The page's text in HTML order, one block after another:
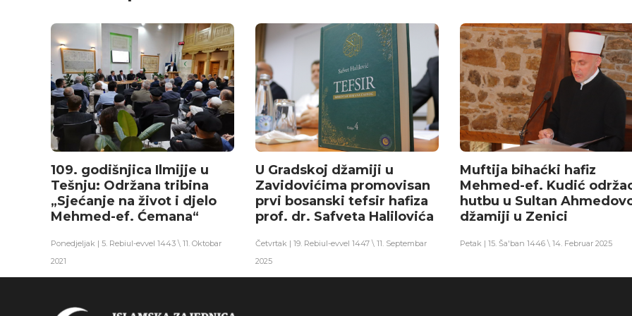
109. godišnjica Ilmijje u
Tešnju: Održana tribina
„Sjećanje na život i djelo
Mehmed-ef. Ćemana“
Ponedjeljak | 5. Rebiul-evvel 1443 \ 11. Oktobar
2021
U Gradskoj džamiji u
Zavidovićima promovisan
prvi bosanski tefsir hafiza
prof. dr. Safveta Halilovića
Četvrtak | 19. Rebiul-evvel 1447 \ 11. Septembar
2025
Muftija bihaćki hafiz
Mehmed-ef. Kudić
hutbu u Sultan
džamiji u Zenici
Petak | 15. Ša'ban 1446 \ 14. Februar 2025